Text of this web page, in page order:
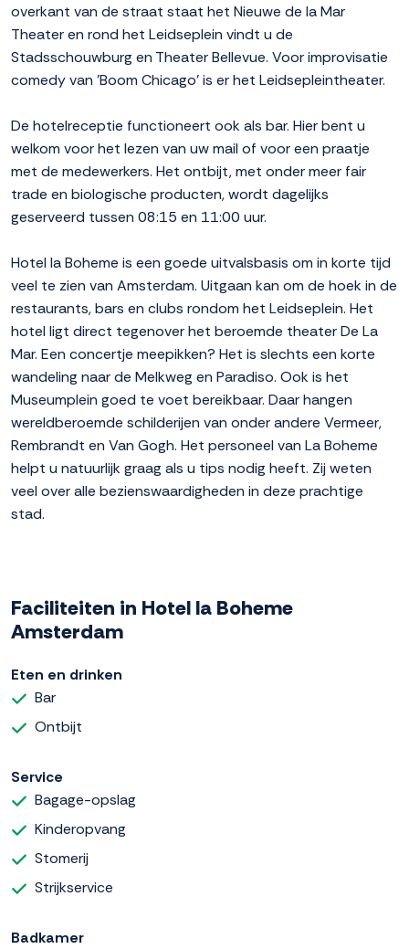
overkant van de straat staat het Nieuwe de la Mar
Theater en rond het Leidseplein vindt u de
Stadsschouwburg en Theater Bellevue. Voor improvisatie
comedy van 'Boom Chicago' is er het Leidsepleintheater.
De hotelreceptie functioneert ook als bar. Hier bent u
welkom voor het lezen van uw mail of voor een praatje
met de medewerkers. Het ontbijt, met onder meer fair
trade en biologische producten, wordt dagelijks
geserveerd tussen 08:15 en 11:00 uur.
Hotel la Boheme is een goede uitvalsbasis om in korte tijd
veel te zien van Amsterdam. Uitgaan kan om de hoek in de
restaurants, bars en clubs rondom het Leidseplein. Het
hotel ligt direct tegenover het beroemde theater De La
Mar. Een concertje meepikken? Het is slechts een korte
wandeling naar de Melkweg en Paradiso. Ook is het
Museumplein goed te voet bereikbaar. Daar hangen
wereldberoemde schilderijen van onder andere Vermeer,
Rembrandt en Van Gogh. Het personeel van La Boheme
helpt u natuurlijk graag als u tips nodig heeft. Zij weten
veel over alle bezienswaardigheden in deze prachtige
stad.
Faciliteiten in Hotel la Boheme
Amsterdam
Eten en drinken
Bar
Ontbijt
Service
Bagage-opslag
Kinderopvang
Stomerij
Strijkservice
Badkamer